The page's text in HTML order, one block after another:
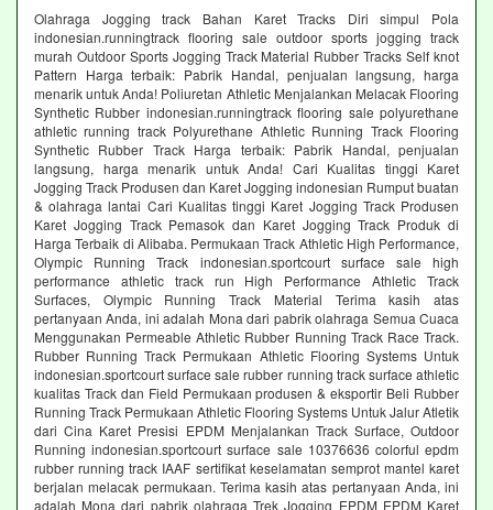
Olahraga Jogging track Bahan Karet Tracks Diri simpul Pola
indonesian.runningtrack flooring sale outdoor sports jogging track
murah Outdoor Sports Jogging Track Material Rubber Tracks Self knot
Pattern Harga terbaik: Pabrik Handal, penjualan langsung, harga
menarik untuk Anda! Poliuretan Athletic Menjalankan Melacak Flooring
Synthetic Rubber indonesian.runningtrack flooring sale polyurethane
athletic running track Polyurethane Athletic Running Track Flooring
Synthetic Rubber Track Harga terbaik: Pabrik Handal, penjualan
langsung, harga menarik untuk Anda! Cari Kualitas tinggi Karet
Jogging Track Produsen dan Karet Jogging indonesian Rumput buatan
& olahraga lantai Cari Kualitas tinggi Karet Jogging Track Produsen
Karet Jogging Track Pemasok dan Karet Jogging Track Produk di
Harga Terbaik di Alibaba. Permukaan Track Athletic High Performance,
Olympic Running Track indonesian.sportcourt surface sale high
performance athletic track run High Performance Athletic Track
Surfaces, Olympic Running Track Material Terima kasih atas
pertanyaan Anda, ini adalah Mona dari pabrik olahraga Semua Cuaca
Menggunakan Permeable Athletic Rubber Running Track Race Track.
Rubber Running Track Permukaan Athletic Flooring Systems Untuk
indonesian.sportcourt surface sale rubber running track surface athletic
kualitas Track dan Field Permukaan produsen & eksportir Beli Rubber
Running Track Permukaan Athletic Flooring Systems Untuk Jalur Atletik
dari Cina Karet Presisi EPDM Menjalankan Track Surface, Outdoor
Running indonesian.sportcourt surface sale 10376636 colorful epdm
rubber running track IAAF sertifikat keselamatan semprot mantel karet
berjalan melacak permukaan. Terima kasih atas pertanyaan Anda, ini
adalah Mona dari pabrik olahraga Trek Jogging EPDM EPDM Karet